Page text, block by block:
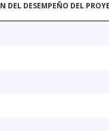
DEL DESEMPEÑO DEL